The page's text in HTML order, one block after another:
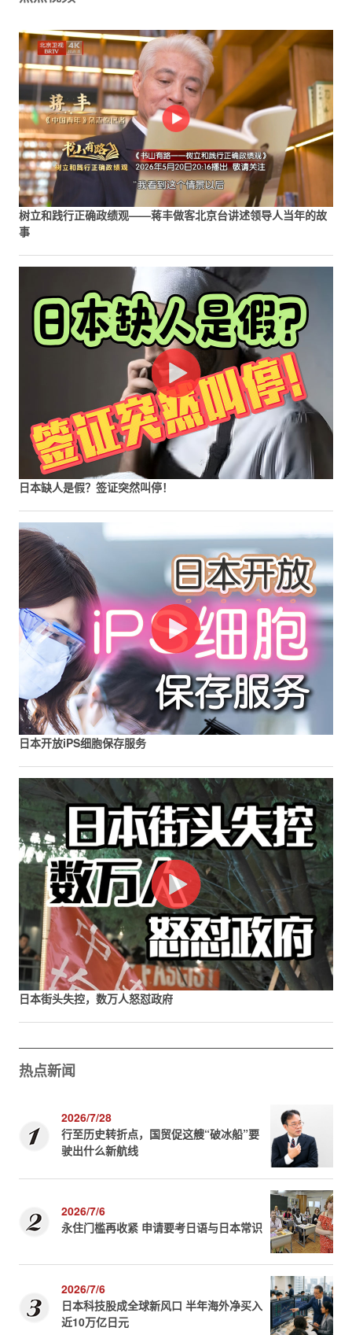
树立和践行正确政绩观——蒋丰做客北京台讲述领导人当年的故
事
日本缺人是假？签证突然叫停！
日本开放iPS细胞保存服务
日本街头失控，数万人怒怼政府
热点新闻
2026/7/28
行至历史转折点，国贸促这艘“破冰船”要
驶出什么新航线
2026/7/6
永住门槛再收紧 申请要考日语与日本常识
2026/7/6
日本科技股成全球新风口 半年海外净买入
近10万亿日元